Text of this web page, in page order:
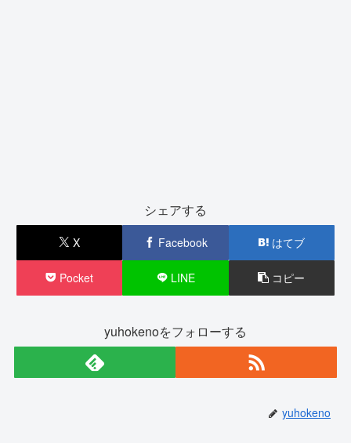
シェアする
X Facebook はてブ
Pocket LINE コピー
yuhokenoをフォローする
yuhokeno